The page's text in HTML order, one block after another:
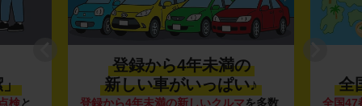
」
検と
登録から4年未満の
新しい車がいっぱい♪
登録から4年未満の新しいクルマを多数
全
全国47